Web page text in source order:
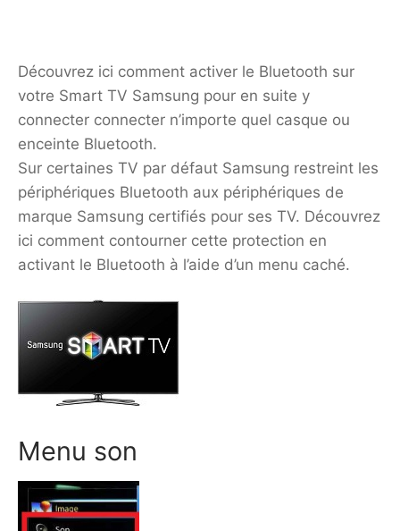
Découvrez ici comment activer le Bluetooth sur
votre Smart TV Samsung pour en suite y
connecter connecter n’importe quel casque ou
enceinte Bluetooth.
Sur certaines TV par défaut Samsung restreint les
périphériques Bluetooth aux périphériques de
marque Samsung certifiés pour ses TV. Découvrez
ici comment contourner cette protection en
activant le Bluetooth à l’aide d’un menu caché.
Menu son